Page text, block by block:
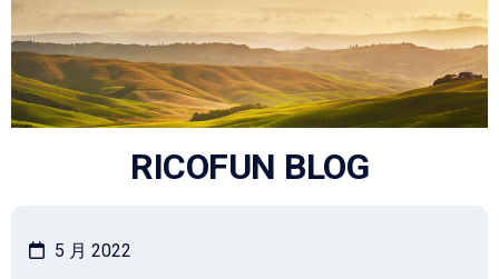
跳
至
容
RICOFUN BLOG
5 月 2022